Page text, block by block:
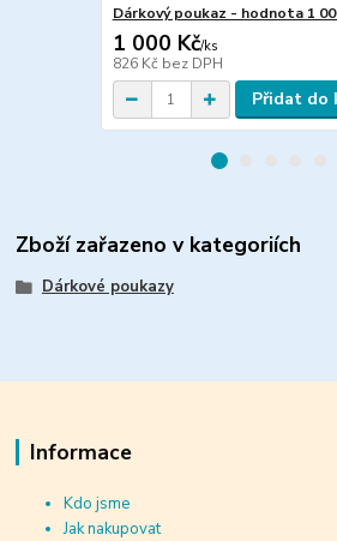
Dárkový poukaz - hodnota 1
1 000 Kč/ks
826 Kč bez DPH
Přidat do
Zboží zařazeno v kategoriích
Dárkové poukazy
Informace
Kdo jsme
Jak nakupovat